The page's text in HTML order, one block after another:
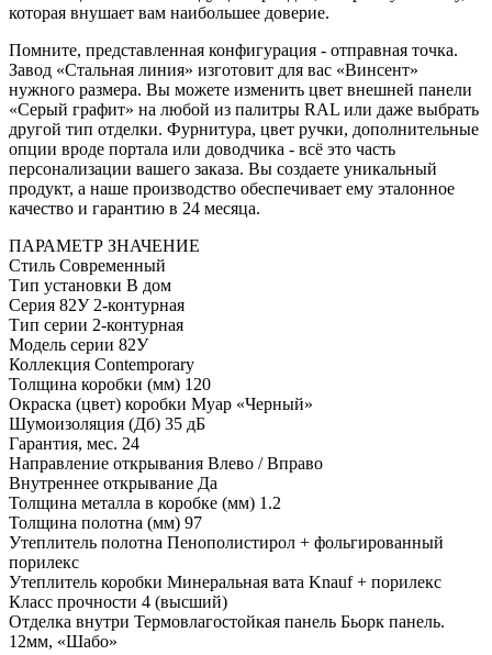
которая внушает вам наибольшее доверие.
Помните, представленная конфигурация - отправная точка.
Завод «Стальная линия» изготовит для вас «Винсент»
нужного размера. Вы можете изменить цвет внешней панели
«Серый графит» на любой из палитры RAL или даже выбрать
другой тип отделки. Фурнитура, цвет ручки, дополнительные
опции вроде портала или доводчика - всё это часть
персонализации вашего заказа. Вы создаете уникальный
продукт, а наше производство обеспечивает ему эталонное
качество и гарантию в 24 месяца.
ПАРАМЕТР ЗНАЧЕНИЕ
Стиль Современный
Тип установки В дом
Серия 82У 2-контурная
Тип серии 2-контурная
Модель серии 82У
Коллекция Contemporary
Толщина коробки (мм) 120
Окраска (цвет) коробки Муар «Черный»
Шумоизоляция (Дб) 35 дБ
Гарантия, мес. 24
Направление открывания Влево / Вправо
Внутреннее открывание Да
Толщина металла в коробке (мм) 1.2
Толщина полотна (мм) 97
Утеплитель полотна Пенополистирол + фольгированный
порилекс
Утеплитель коробки Минеральная вата Knauf + порилекс
Класс прочности 4 (высший)
Отделка внутри Термовлагостойкая панель Бьорк панель.
12мм, «Шабо»